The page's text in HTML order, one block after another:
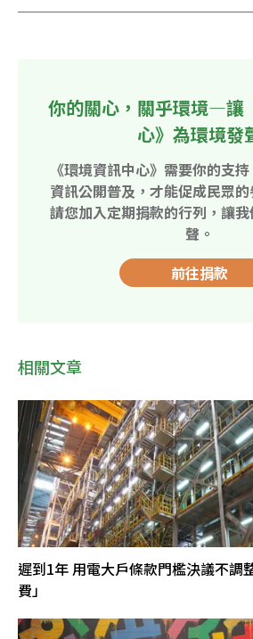
你的關心，關乎環境—讓
心》為環境發
《環境資訊中心》需要你的支
資訊公開普及，才能促成民眾
請您加入定期捐款的行列，讓
聲。
前往捐款
相關文章
遲到1年 用電大戶條款門檻決議不調
費」